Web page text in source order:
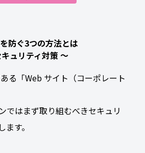
防ぐ3つの方法とは
ュリティ対策 ～
る「Web サイト（コーポレート
ではまず取り組むべきセキュリ
す。